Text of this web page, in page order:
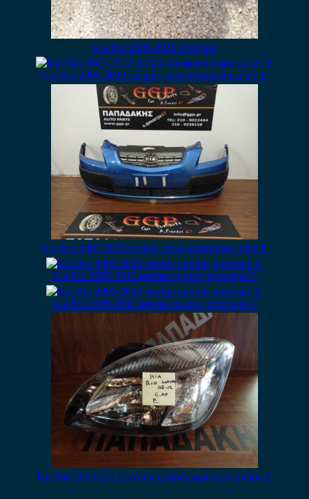
Kia Rio 2005-2012 Εταζέρα
Kia Rio 2005-2012 εμπρός προφυλακτήρας μπλε Ε
Kia Rio 2005-2012 εμπρός προφυλακτήρας μπλε Ε
Kia Rio 2005-2012 φανάρι εμπρός αριστερό Ε
Kia Rio 2005-2012 φανάρι εμπρός αριστερό Ε
Kia Rio 2005-2012 φανάρι εμπρός αριστερό μαύρο E